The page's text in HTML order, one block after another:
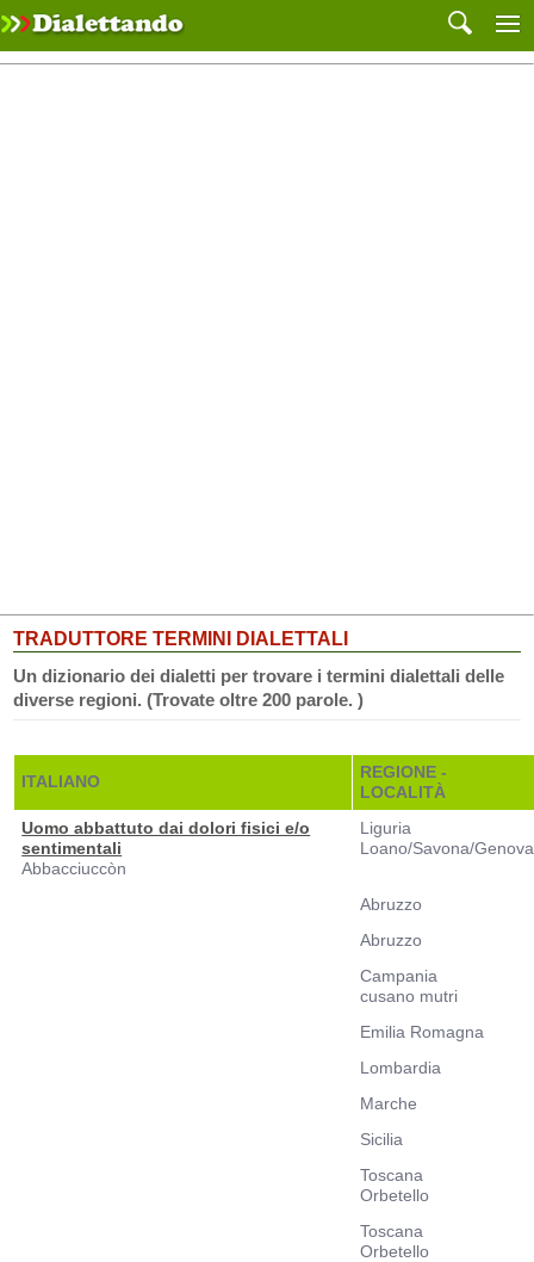
TRADUTTORE TERMINI DIALETTALI
Un dizionario dei dialetti per trovare i termini dialettali delle
diverse regioni. (Trovate oltre 200 parole. )
ITALIANO
REGIONE -
LOCALITÀ
Uomo abbattuto dai dolori fisici e/o
sentimentali
Abbacciuccòn
Liguria
Loano/Savona/Genova
Abruzzo
Abruzzo
Campania
cusano mutri
Emilia Romagna
Lombardia
Marche
Sicilia
Toscana
Orbetello
Toscana
Orbetello